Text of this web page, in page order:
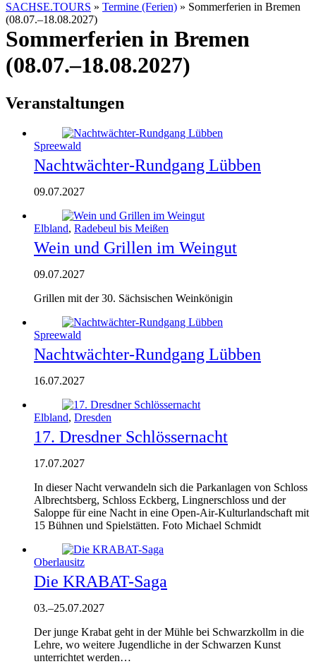
SACHSE.TOURS » Termine (Ferien) » Sommerferien in Bremen
(08.07.–18.08.2027)
Sommerferien in Bremen
(08.07.–18.08.2027)
Veranstaltungen
Spreewald
Nachtwächter-Rundgang Lübben
09.07.2027
Elbland, Radebeul bis Meißen
Wein und Grillen im Weingut
09.07.2027
Grillen mit der 30. Sächsischen Weinkönigin
Spreewald
Nachtwächter-Rundgang Lübben
16.07.2027
Elbland, Dresden
17. Dresdner Schlössernacht
17.07.2027
In dieser Nacht verwandeln sich die Parkanlagen von Schloss
Albrechtsberg, Schloss Eckberg, Lingnerschloss und der
Saloppe für eine Nacht in eine Open-Air-Kulturlandschaft mit
15 Bühnen und Spielstätten. Foto Michael Schmidt
Oberlausitz
Die KRABAT-Saga
03.–25.07.2027
Der junge Krabat geht in der Mühle bei Schwarzkollm in die
Lehre, wo weitere Jugendliche in der Schwarzen Kunst
unterrichtet werden…